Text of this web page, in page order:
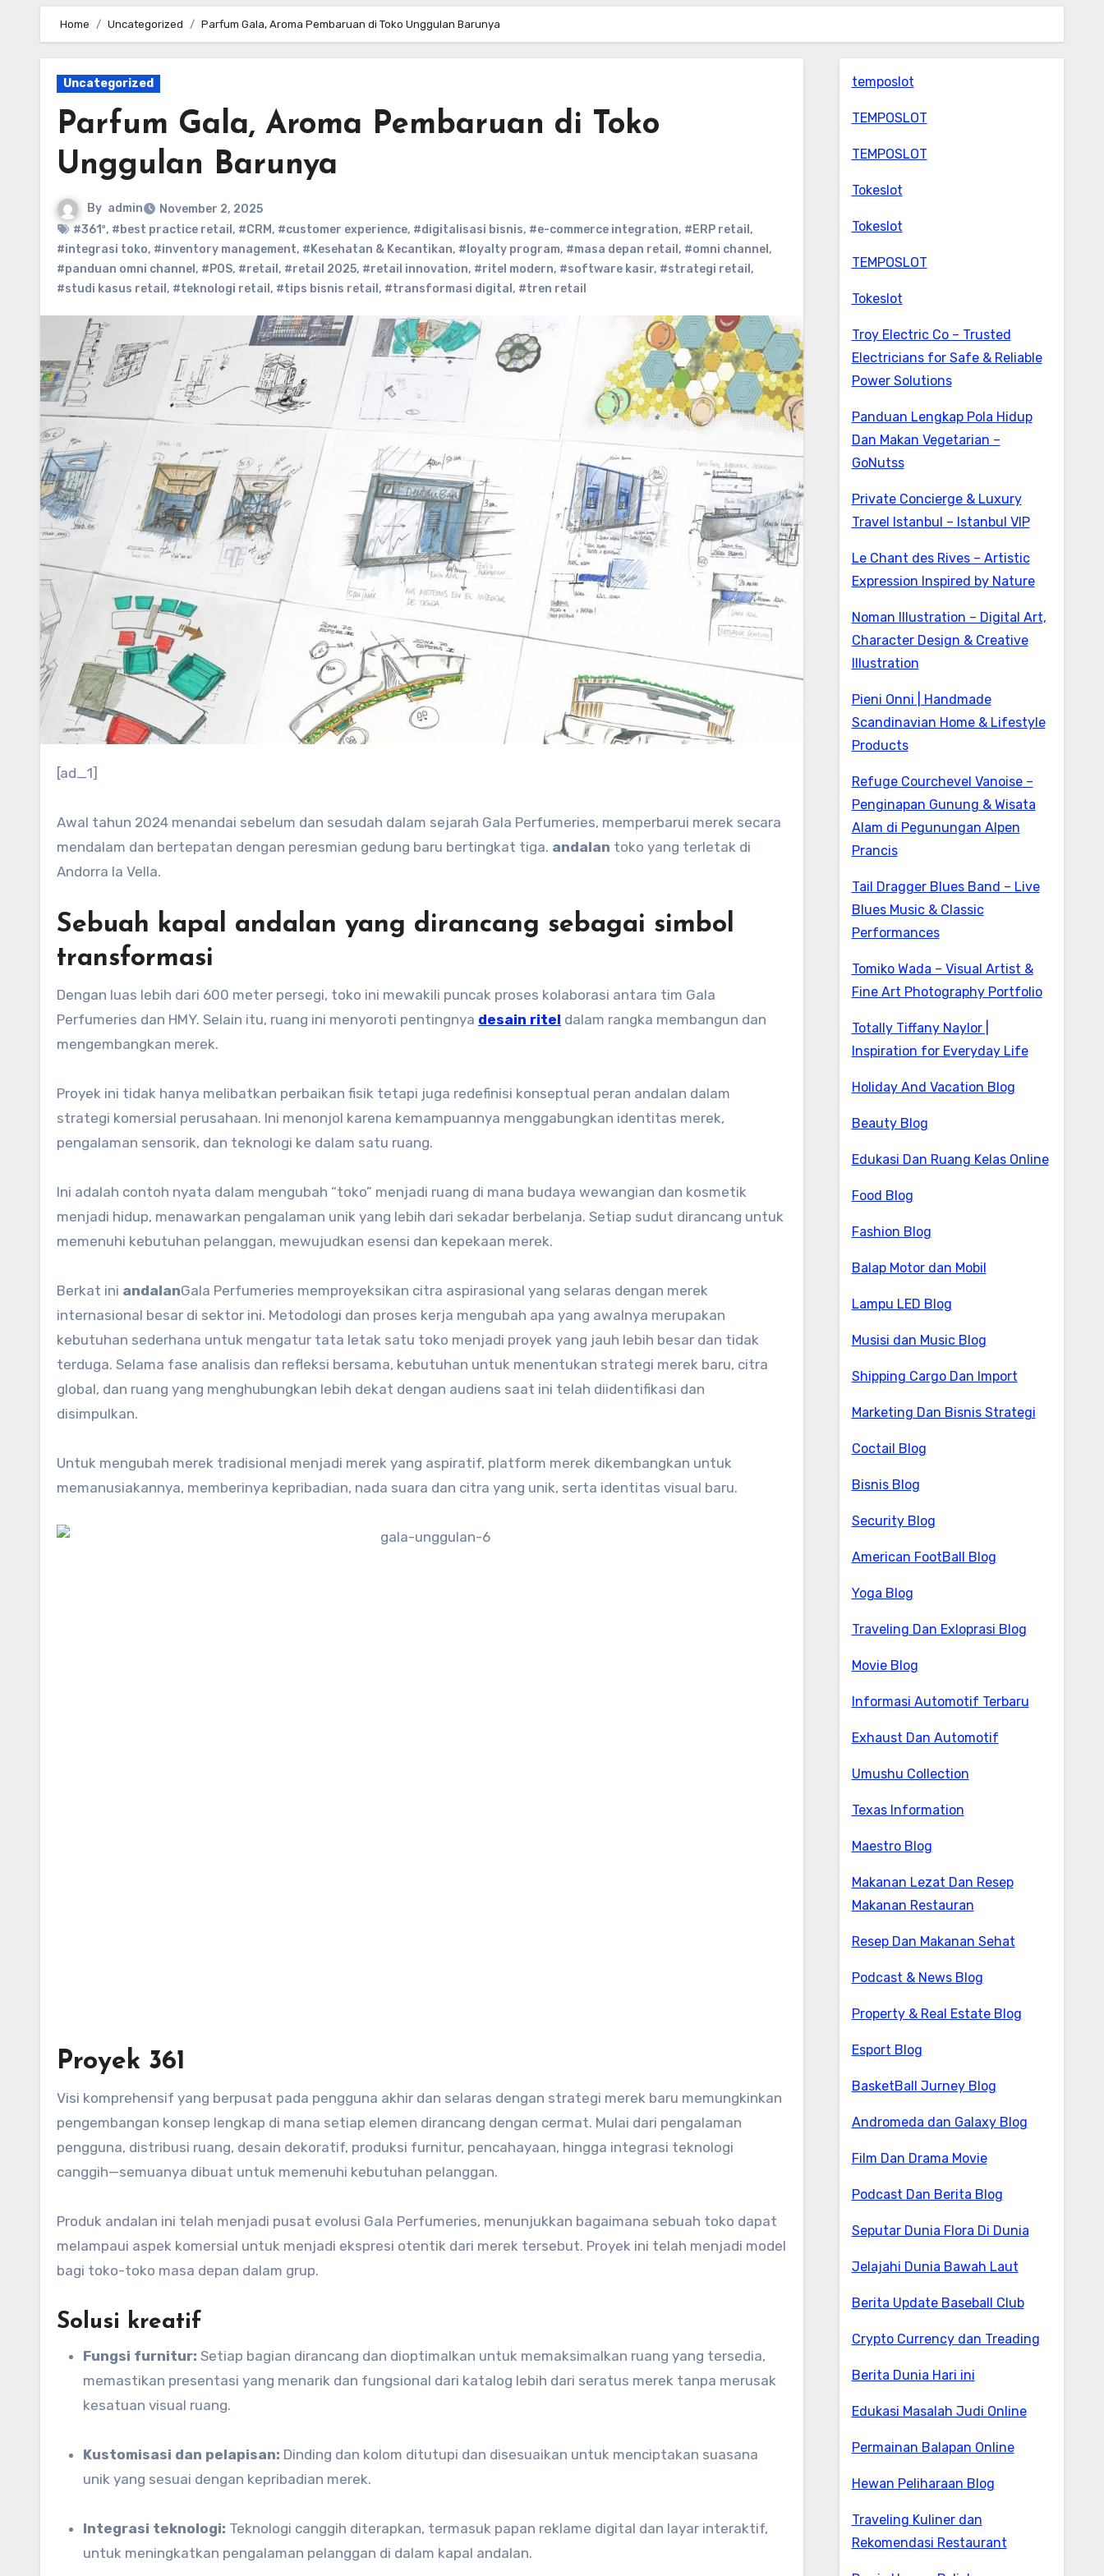
Home Uncategorized Parfum Gala, Aroma Pembaruan di Toko Unggulan Barunya
Uncategorized
Parfum Gala, Aroma Pembaruan di Toko
Unggulan Barunya
By admin
November 2, 2025
#361º, #best practice retail , #CRM, #customer experience, #digitalisasi bisnis, #e-commerce integration, #ERP retail ,
#integrasi toko, #inventory management, #Kesehatan & Kecantikan, #loyalty program, #masa depan retail , #omni channel ,
#panduan omni channel , #POS, #retail , #retail 2025, #retail innovation, #ritel modern, #software kasir, #strategi retail ,
#studi kasus retail , #teknologi retail , #tips bisnis retail , #transformasi digital , #tren retail
[ad_1]
Awal tahun 2024 menandai sebelum dan sesudah dalam sejarah Gala Perfumeries, memperbarui merek secara
mendalam dan bertepatan dengan peresmian gedung baru bertingkat tiga. andalan toko yang terletak di
Andorra la Vella.
Sebuah kapal andalan yang dirancang sebagai simbol
transformasi
Dengan luas lebih dari 600 meter persegi, toko ini mewakili puncak proses kolaborasi antara tim Gala
Perfumeries dan HMY. Selain itu, ruang ini menyoroti pentingnya desain ritel dalam rangka membangun dan
mengembangkan merek.
Proyek ini tidak hanya melibatkan perbaikan fisik tetapi juga redefinisi konseptual peran andalan dalam
strategi komersial perusahaan. Ini menonjol karena kemampuannya menggabungkan identitas merek,
pengalaman sensorik, dan teknologi ke dalam satu ruang.
Ini adalah contoh nyata dalam mengubah “toko” menjadi ruang di mana budaya wewangian dan kosmetik
menjadi hidup, menawarkan pengalaman unik yang lebih dari sekadar berbelanja. Setiap sudut dirancang untuk
memenuhi kebutuhan pelanggan, mewujudkan esensi dan kepekaan merek.
Berkat ini andalanGala Perfumeries memproyeksikan citra aspirasional yang selaras dengan merek
internasional besar di sektor ini. Metodologi dan proses kerja mengubah apa yang awalnya merupakan
kebutuhan sederhana untuk mengatur tata letak satu toko menjadi proyek yang jauh lebih besar dan tidak
terduga. Selama fase analisis dan refleksi bersama, kebutuhan untuk menentukan strategi merek baru, citra
global, dan ruang yang menghubungkan lebih dekat dengan audiens saat ini telah diidentifikasi dan
disimpulkan.
Untuk mengubah merek tradisional menjadi merek yang aspiratif, platform merek dikembangkan untuk
memanusiakannya, memberinya kepribadian, nada suara dan citra yang unik, serta identitas visual baru.
Proyek 361
Visi komprehensif yang berpusat pada pengguna akhir dan selaras dengan strategi merek baru memungkinkan
pengembangan konsep lengkap di mana setiap elemen dirancang dengan cermat. Mulai dari pengalaman
pengguna, distribusi ruang, desain dekoratif, produksi furnitur, pencahayaan, hingga integrasi teknologi
canggih—semuanya dibuat untuk memenuhi kebutuhan pelanggan.
Produk andalan ini telah menjadi pusat evolusi Gala Perfumeries, menunjukkan bagaimana sebuah toko dapat
melampaui aspek komersial untuk menjadi ekspresi otentik dari merek tersebut. Proyek ini telah menjadi model
bagi toko-toko masa depan dalam grup.
Solusi kreatif
Fungsi furnitur: Setiap bagian dirancang dan dioptimalkan untuk memaksimalkan ruang yang tersedia,
memastikan presentasi yang menarik dan fungsional dari katalog lebih dari seratus merek tanpa merusak
kesatuan visual ruang.
Kustomisasi dan pelapisan: Dinding dan kolom ditutupi dan disesuaikan untuk menciptakan suasana
unik yang sesuai dengan kepribadian merek.
Integrasi teknologi: Teknologi canggih diterapkan, termasuk papan reklame digital dan layar interaktif,
untuk meningkatkan pengalaman pelanggan di dalam kapal andalan.
temposlot
TEMPOSLOT
TEMPOSLOT
Tokeslot
Tokeslot
TEMPOSLOT
Tokeslot
Troy Electric Co – Trusted
Electricians for Safe & Reliable
Power Solutions
Panduan Lengkap Pola Hidup
Dan Makan Vegetarian –
GoNutss
Private Concierge & Luxury
Travel Istanbul – Istanbul VIP
Le Chant des Rives – Artistic
Expression Inspired by Nature
Noman Illustration – Digital Art,
Character Design & Creative
Illustration
Pieni Onni | Handmade
Scandinavian Home & Lifestyle
Products
Refuge Courchevel Vanoise –
Penginapan Gunung & Wisata
Alam di Pegunungan Alpen
Prancis
Tail Dragger Blues Band – Live
Blues Music & Classic
Performances
Tomiko Wada – Visual Artist &
Fine Art Photography Portfolio
Totally Tiffany Naylor |
Inspiration for Everyday Life
Holiday And Vacation Blog
Beauty Blog
Edukasi Dan Ruang Kelas Online
Food Blog
Fashion Blog
Balap Motor dan Mobil
Lampu LED Blog
Musisi dan Music Blog
Shipping Cargo Dan Import
Marketing Dan Bisnis Strategi
Coctail Blog
Bisnis Blog
Security Blog
American FootBall Blog
Yoga Blog
Traveling Dan Exloprasi Blog
Movie Blog
Informasi Automotif Terbaru
Exhaust Dan Automotif
Umushu Collection
Texas Information
Maestro Blog
Makanan Lezat Dan Resep
Makanan Restauran
Resep Dan Makanan Sehat
Podcast & News Blog
Property & Real Estate Blog
Esport Blog
BasketBall Jurney Blog
Andromeda dan Galaxy Blog
Film Dan Drama Movie
Podcast Dan Berita Blog
Seputar Dunia Flora Di Dunia
Jelajahi Dunia Bawah Laut
Berita Update Baseball Club
Crypto Currency dan Treading
Berita Dunia Hari ini
Edukasi Masalah Judi Online
Permainan Balapan Online
Hewan Peliharaan Blog
Traveling Kuliner dan
Rekomendasi Restaurant